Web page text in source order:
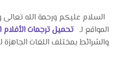
السلام عليكم ورحمة الله تعالى
المواقع لـ تحميل ترجمات
والشرائط بمختلف اللغات الجاهزة